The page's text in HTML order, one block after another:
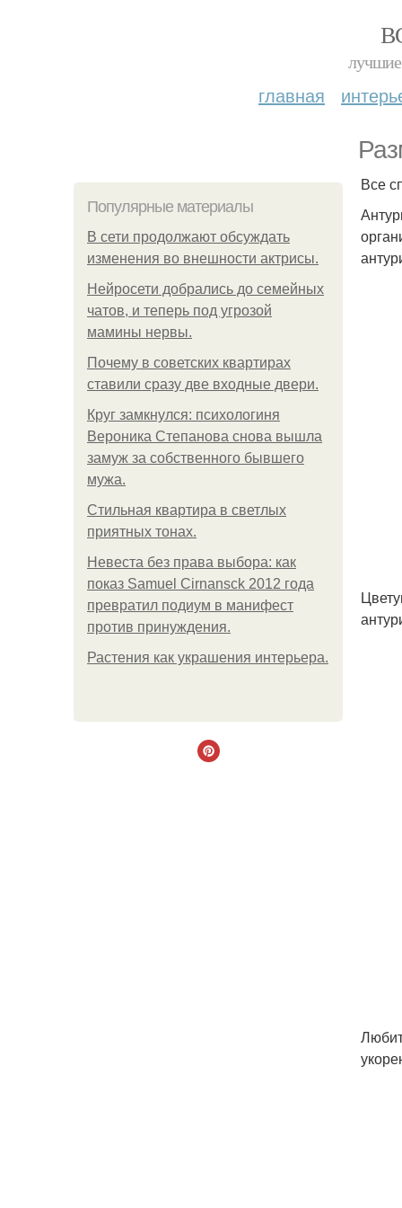
лучшие
главная
Популярные материалы
В сети продолжают обсуждать
изменения во внешности актрисы.
Нейросети добрались до семейных
чатов, и теперь под угрозой
мамины нервы.
Почему в советских квартирах
ставили сразу две входные двери.
Круг замкнулся: психологиня
Вероника Степанова снова вышла
замуж за собственного бывшего
мужа.
Стильная квартира в светлых
приятных тонах.
Невеста без права выбора: как
показ Samuel Cirnansck 2012 года
превратил подиум в манифест
против принуждения.
Растения как украшения интерьера.
Все